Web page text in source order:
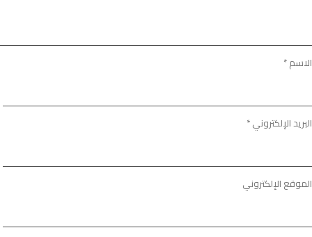
الاسم*
البريد الإلكتروني*
الموقع الإلكتروني